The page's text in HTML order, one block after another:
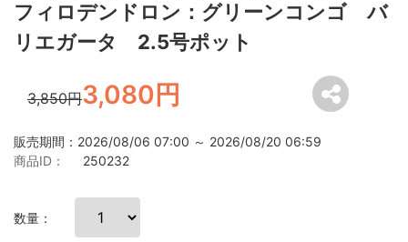
フィロデンドロン：グリーンコンゴ バ
リエガータ 2.5号ポット
3,850円3,080円
販売期間：2026/08/06 07:00 ～ 2026/08/20 06:59
商品ID：
250232
数量：